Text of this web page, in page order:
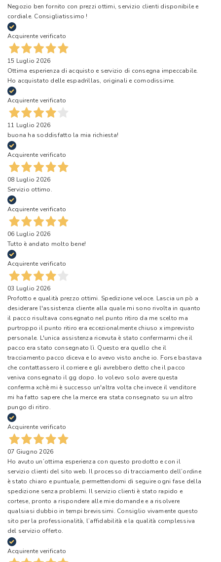
Negozio ben fornito con prezzi ottimi, servizio clienti disponibile e
cordiale. Consigliatissimo !
Acquirente verificato
15 Luglio 2026
Ottima esperienza di acquisto e servizio di consegna impeccabile.
Ho acquistato delle espadrillas, originali e comodissime.
Acquirente verificato
11 Luglio 2026
buona ha soddisfatto la mia richiesta!
Acquirente verificato
08 Luglio 2026
Servizio ottimo.
Acquirente verificato
06 Luglio 2026
Tutto è andato molto bene!
Acquirente verificato
03 Luglio 2026
Profotto e qualità prezzo ottimi. Spedizione veloce. Lascia un pò a
desiderare l'assistenza cliente alla quale mi sono rivolta in quanto
il pacco risultava consegnato nel punto ritiro da me scelto ma
purtroppo il punto ritiro era eccezionalmente chiuso x imprevisto
personale. L'unica assistenza ricevuta è stato confermarmi che il
pacco era stato consegnato lì. Questo era quello che il
tracciamento pacco diceva e lo avevo visto anche io. Forse bastava
che contattassero il corriere e gli avrebbero detto che il pacco
veniva consegnato il gg dopo. Io volevo solo avere questa
conferma xchè mi è successo un'altra volta che invece il venditore
mi ha fatto sapere che la merce era stata consegnato su un altro
pungo di ritiro.
Acquirente verificato
07 Giugno 2026
Ho avuto un’ottima esperienza con questo prodotto e con il
servizio clienti del sito web. Il processo di tracciamento dell’ordine
è stato chiaro e puntuale, permettendomi di seguire ogni fase della
spedizione senza problemi. Il servizio clienti è stato rapido e
cortese, pronto a rispondere alle mie domande e a risolvere
qualsiasi dubbio in tempi brevissimi. Consiglio vivamente questo
sito per la professionalità, l’affidabilità e la qualità complessiva
del servizio offerto.
Acquirente verificato